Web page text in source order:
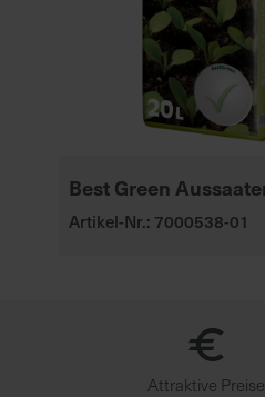
Best Green
Artikel-Nr.: 7000538-01
Attraktive Preise